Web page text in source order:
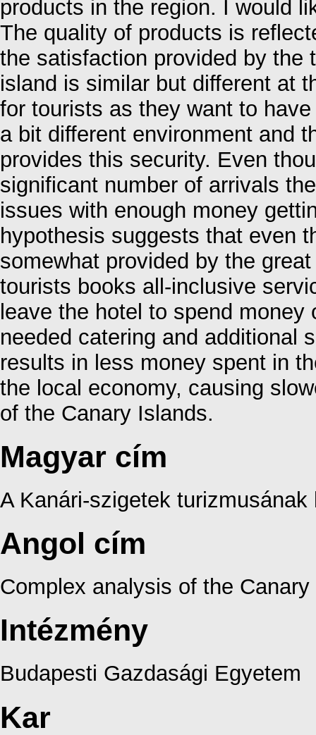
products in the region. I would
The quality of products is
the satisfaction provided by the
island is similar but different at
for tourists as they want to
a bit different environment and
provides this security. Even
significant number of arrivals
issues with enough money
hypothesis suggests that even
somewhat provided by the
tourists books all-inclusive
leave the hotel to spend
needed catering and additional
results in less money spent in
the local economy, causing
of the Canary Islands.
Magyar cím
A Kanári-szigetek
Angol cím
Complex analysis of the
Intézmény
Budapesti Gazdasági Egyetem
Kar